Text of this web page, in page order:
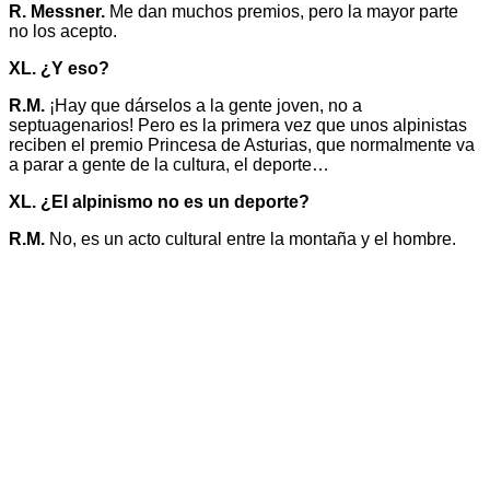
R. Messner. Me dan muchos premios, pero la mayor parte
no los acepto.
XL. ¿Y eso?
R.M. ¡Hay que dárselos a la gente joven, no a
septuagenarios! Pero es la primera vez que unos alpinistas
reciben el premio Princesa de Asturias, que normalmente va
a parar a gente de la cultura, el deporte…
XL. ¿El alpinismo no es un deporte?
R.M. No, es un acto cultural entre la montaña y el hombre.